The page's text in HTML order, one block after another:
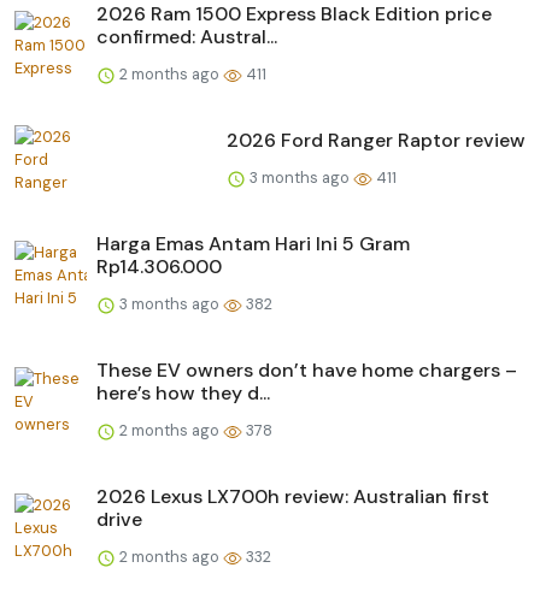
2026 Ram 1500 Express Black Edition price
confirmed: Austral...
2 months ago 411
2026 Ford Ranger Raptor review
3 months ago 411
Harga Emas Antam Hari Ini 5 Gram
Rp14.306.000
3 months ago 382
These EV owners don’t have home chargers –
here’s how they d...
2 months ago 378
2026 Lexus LX700h review: Australian first
drive
2 months ago 332